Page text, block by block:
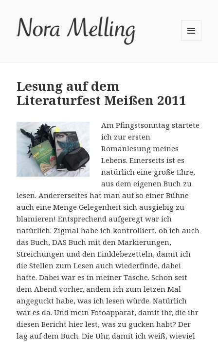
WIDGETS
Lesung auf dem
Literaturfest Meißen 2011
Am Pfingstsonntag startete
ich zur ersten
Romanlesung meines
Lebens. Einerseits ist es
natürlich eine große Ehre,
aus dem eigenen Buch zu
lesen. Andererseites hat man auf so einer Bühne
auch eine Menge Gelegenheit sich ausgiebig zu
blamieren! Entsprechend aufgeregt war ich
natürlich. Zigmal habe ich kontrolliert, ob ich auch
das Buch, DAS Buch mit den Markierungen,
Streichungen und den Einklebezetteln, damit ich
die Stellen zum Lesen auch wiederfinde, dabei
hatte. Dabei war es in meiner Tasche. Schon seit
dem Abend vorher, andem ich zum letzen Mal
angeguckt habe, was ich lesen würde. Natürlich
war es da. Und mein Fotoapparat, damit ihr, die ihr
diesen Bericht hier lest, was zu gucken habt? Der
lag auf dem Buch. Die Uhr, damit ich weiß, wieviel